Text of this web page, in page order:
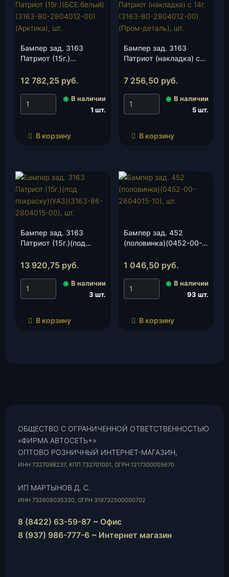
Бампер зад. 3163
Патриот (15г.)
2804012-00)(Арктика),
Оценка
5.00
12 782,25 руб.
◉ В наличии
1 шт.
В корзину
Бампер зад. 3163
Патриот (накладка) с
00)(Пром-деталь), шт.
7 256,50 руб.
◉ В наличии
5 шт.
В корзину
Бампер зад. 3163
Патриот (15г.)(под
86-2804015-00), шт.
13 920,75 руб.
◉ В наличии
3 шт.
В корзину
Бампер зад. 452
(половинка)(0452-00-
1 046,50 руб.
◉ В наличии
93 шт.
В корзину
ОБЩЕСТВО С ОГРАНИЧЕННОЙ ОТВЕТСТВЕННОСТЬЮ
«ФИРМА АВТОСЕТЬ+»
ОПТОВО РОЗНИЧНЫЙ ИНТЕРНЕТ-МАГАЗИН,
ИНН 7327098237, КПП 732701001, ОГРН 1217300005670
ИП МАРТЫНОВ Д. С.
ИНН 732609035330, ОГРН 319732500000702
8 (8422) 63-59-87 ~ Офис
8 (937) 986-777-6 ~ Интернет магазин